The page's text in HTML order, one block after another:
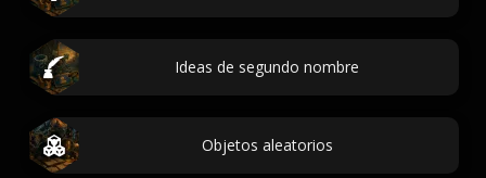
Ideas de segundo nombre
Objetos aleatorios